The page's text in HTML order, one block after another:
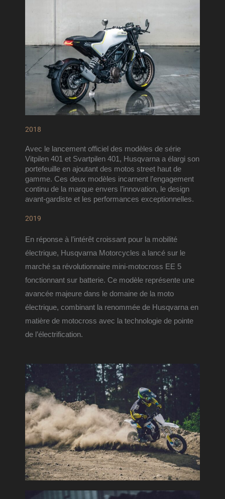
2018
Avec le lancement officiel des modèles de série
Vitpilen 401 et Svartpilen 401, Husqvarna a élargi son
portefeuille en ajoutant des motos street haut de
gamme. Ces deux modèles incarnent l’engagement
continu de la marque envers l’innovation, le design
avant-gardiste et les performances exceptionnelles.
2019
En réponse à l’intérêt croissant pour la mobilité
électrique, Husqvarna Motorcycles a lancé sur le
marché sa révolutionnaire mini-motocross EE 5
fonctionnant sur batterie. Ce modèle représente une
avancée majeure dans le domaine de la moto
électrique, combinant la renommée de Husqvarna en
matière de motocross avec la technologie de pointe
de l’électrification.